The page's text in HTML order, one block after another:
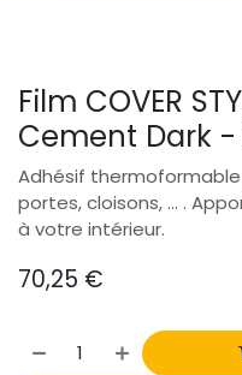
Film COVER
Cement Dark -
Adhésif
portes, cloisons, ... .
à votre intérieur.
70,25 €